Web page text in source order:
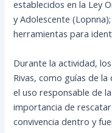
establecidos en la Ley
y Adolescente
herramientas para
Durante la actividad,
Rivas, como guías de
el uso responsable de
importancia de
convivencia dentro y